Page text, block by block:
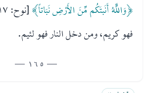
﴿وَاللَّهُ أَنَبتَكُم مِّنَ الأَرْضِ نَبَاتاً﴾
فهو كريم، ومن دخل النار فهو لئيم.
— 165 —